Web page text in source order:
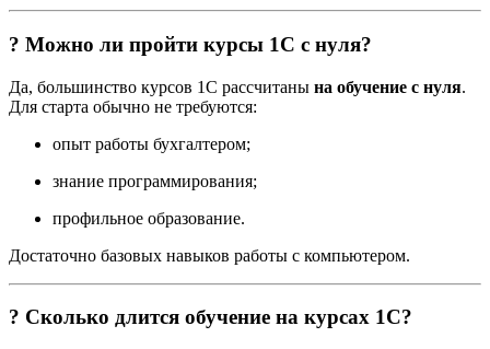
? Можно ли пройти курсы 1С с нуля?
Да, большинство курсов 1С рассчитаны на обучение с нуля.
Для старта обычно не требуются:
опыт работы бухгалтером;
знание программирования;
профильное образование.
Достаточно базовых навыков работы с компьютером.
? Сколько длится обучение на курсах 1С?